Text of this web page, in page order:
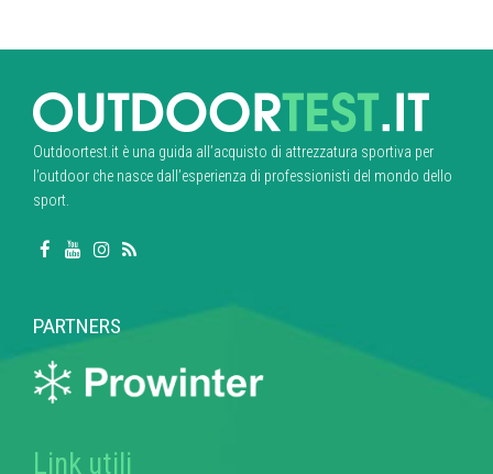
Outdoortest.it è una guida all’acquisto di attrezzatura sportiva per
l’outdoor che nasce dall’esperienza di professionisti del mondo dello
sport.
PARTNERS
Link utili